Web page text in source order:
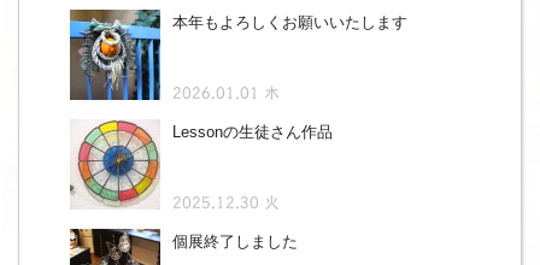
本年もよろしくお願いいたします
2026.01.01 木
Lessonの生徒さん作品
2025.12.30 火
個展終了しました